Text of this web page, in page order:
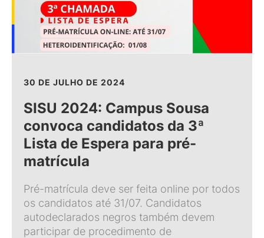
30 DE JULHO DE 2024
SISU 2024: Campus Sousa
convoca candidatos da 3ª
Lista de Espera para pré-
matrícula
Pré-matrícula deve ser feita online por todos
os candidatos até 31/07. Candidatos
autodeclarados negros também devem
participar de procedimento de